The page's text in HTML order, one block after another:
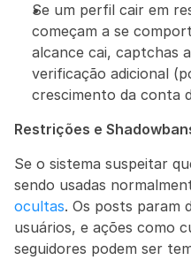
Se um perfil cair em
começam a se
alcance cai, captchas
verificação adicional
crescimento da conta
Restrições e
Se o sistema suspeitar
sendo usadas
ocultas. Os posts param
usuários, e ações como
seguidores podem ser